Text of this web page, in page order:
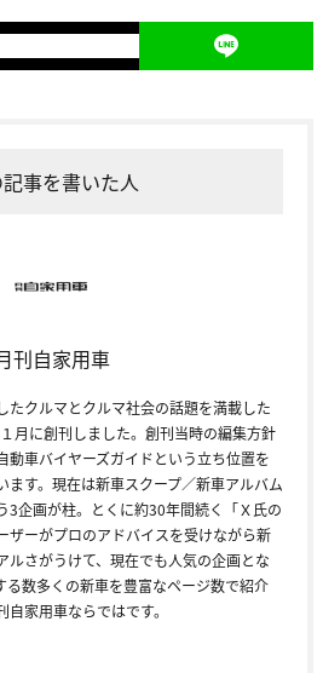
事を書いた人
刊自家用車
たクルマとクルマ社会の話題を満載した
月に創刊しました。創刊当時の編集方針
動車バイヤーズガイドという立ち位置を
ます。現在は新車スクープ／新車アルバム
3企画が柱。とくに約30年間続く「Ｘ氏の
ザーがプロのアドバイスを受けながら新
ルさがうけて、現在でも人気の企画とな
る数多くの新車を豊富なページ数で紹介
家用車ならではです。